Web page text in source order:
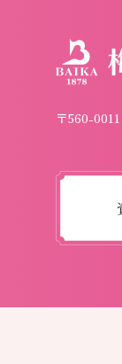
〒560-